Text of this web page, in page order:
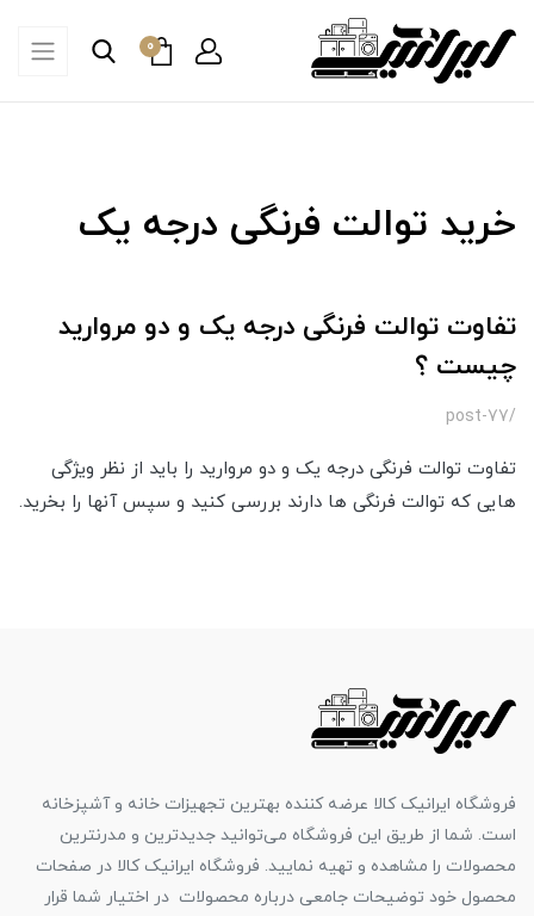
0
خرید توالت فرنگی درجه یک
تفاوت توالت فرنگی درجه یک و دو مروارید
چیست ؟
/post-77
تفاوت توالت فرنگی درجه یک و دو مروارید را باید از نظر ویژگی
هایی که توالت فرنگی ها دارند بررسی کنید و سپس آنها را بخرید.
فروشگاه ایرانیک کالا عرضه کننده بهترین تجهیزات خانه و آشپزخانه
است. شما از طریق این فروشگاه می‌توانید جدیدترین و مدرنترین
محصولات را مشاهده و تهیه نمایید. فروشگاه ایرانیک کالا در صفحات
محصول خود توضیحات جامعی درباره محصولات در اختیار شما قرار